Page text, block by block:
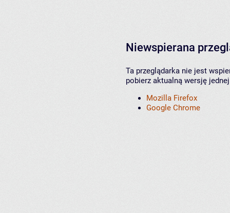
Niewspierana
Ta przeglądarka nie jest
pobierz aktualną wersję
Mozilla Firefox
Google Chrome